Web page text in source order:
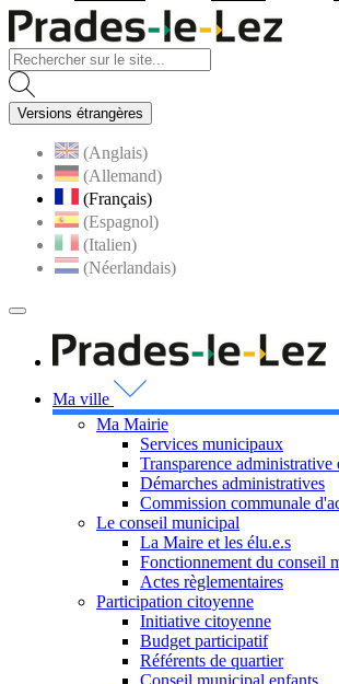
Versions étrangères
(Anglais)
(Allemand)
(Français)
(Espagnol)
(Italien)
(Néerlandais)
MENU
PRINCIPAL
Ma ville
Ma Mairie
Services municipaux
Transparence administrative
Démarches administratives
Commission communale
Le conseil municipal
La Maire et les élu.e.s
Fonctionnement du conseil
Actes règlementaires
Participation citoyenne
Initiative citoyenne
Budget participatif
Référents de quartier
Conseil municipal enfants